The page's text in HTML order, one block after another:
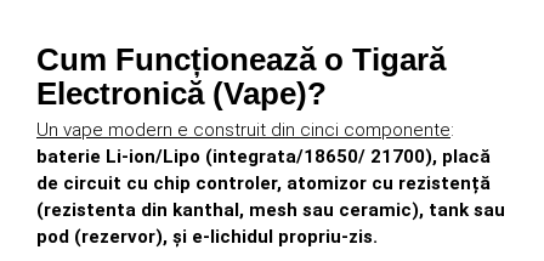
Cum Funcționează o Tigară
Electronică (Vape)?
Un vape modern e construit din cinci componente:
baterie Li-ion/Lipo (integrata/18650/ 21700), placă
de circuit cu chip controler, atomizor cu rezistență
(rezistenta din kanthal, mesh sau ceramic), tank sau
pod (rezervor), și e-lichidul propriu-zis.